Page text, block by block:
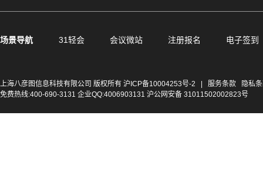
场景导航 31轻会 会议微站 注册报名 电子签到
上海八彦图信息科技有限公司 版权所有 沪ICP备10004253号-2 服务条款
隐私
免费热线:400-690-3131 企业QQ:4006903131 沪公网安备 31011502002823号